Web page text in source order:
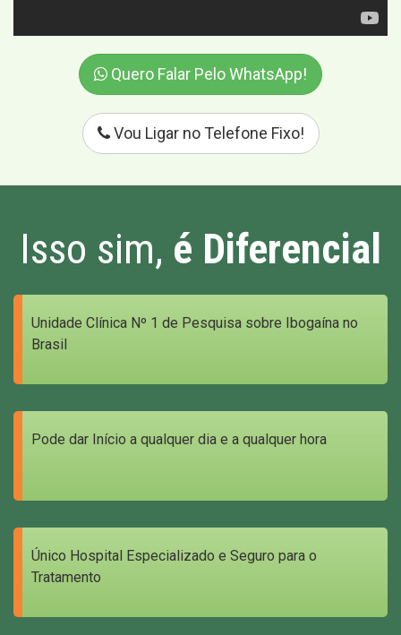
Quero Falar Pelo WhatsApp!
Vou Ligar no Telefone Fixo!
Isso sim, é Diferencial
Unidade Clínica Nº 1 de Pesquisa sobre Ibogaína no
Brasil
Pode dar Início a qualquer dia e a qualquer hora
Único Hospital Especializado e Seguro para o
Tratamento